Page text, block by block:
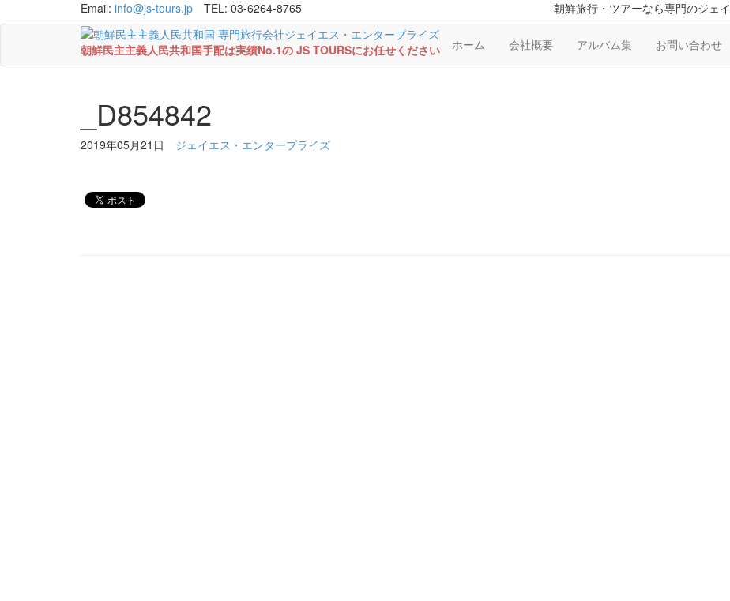
Email: info@js-tours.jp TEL: 03-6264-8765 朝鮮旅行・ツアーなら専門のジェ
朝鮮民主主義人民共和国手配は実績No.1の JS TOURSにお任せください ホーム 会社概要 アルバム集 お問い合わせ
_D854842
2019年05月21日 ジェイエス・エンタープライズ